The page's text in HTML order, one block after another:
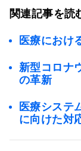
関連記事を読
医療におけ
新型コロナ
の革新
医療システ
に向けた対